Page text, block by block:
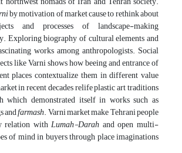
by motivation of market cause to rethink about
and processes of landscape-making
Exploring biography of cultural elements and
works among anthropologists. Social
like Varni shows how beeing and entrance of
places contextualize them in different value
in recent decades relife plastic art traditions
which demonstrated itself in works such as
andfarmash. Varni market make Tehrani people
relation withLumah-Darah and open multi-
of mind in buyers through place imaginations